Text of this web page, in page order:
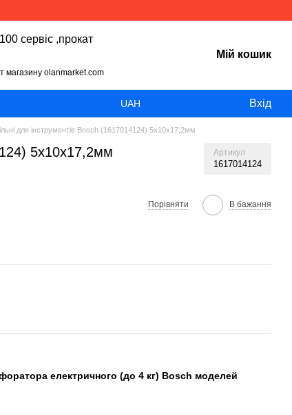
сервіс ,прокат
магазину olanmarket.com
Мій кошик
UAH Вхід
для інструментів Bosch (1617014124) 5х10х17,2мм
5х10х17,2мм Артикул
1617014124
Порівняти В бажання
електричного (до 4 кг) Bosch моделей